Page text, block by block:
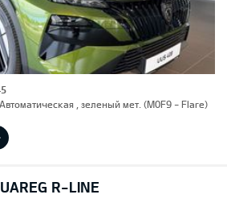
, зеленый мет. (M0F9 - Flare)
R-LINE